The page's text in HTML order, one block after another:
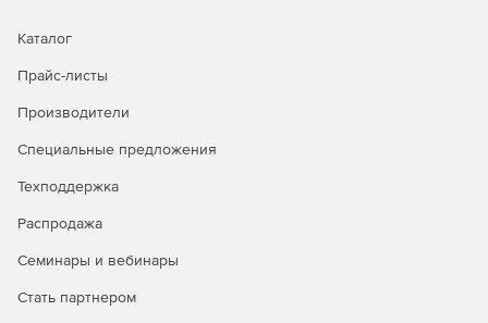
Каталог
Прайс-листы
Производители
Специальные предложения
Техподдержка
Распродажа
Семинары и вебинары
Стать партнером